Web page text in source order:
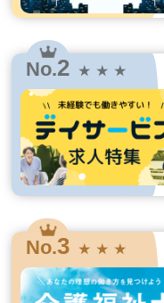
No.2 ★ ★ ★
No.3 ★ ★ ★